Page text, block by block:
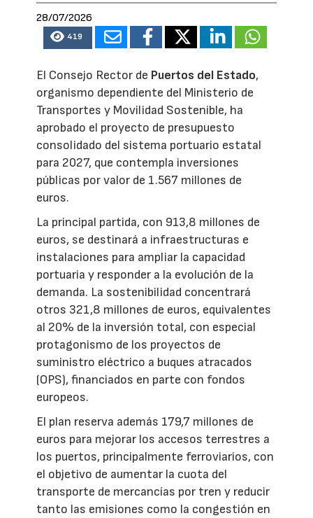
28/07/2026
419
El Consejo Rector de Puertos del Estado,
organismo dependiente del Ministerio de
Transportes y Movilidad Sostenible, ha
aprobado el proyecto de presupuesto
consolidado del sistema portuario estatal
para 2027, que contempla inversiones
públicas por valor de 1.567 millones de
euros.
La principal partida, con 913,8 millones de
euros, se destinará a infraestructuras e
instalaciones para ampliar la capacidad
portuaria y responder a la evolución de la
demanda. La sostenibilidad concentrará
otros 321,8 millones de euros, equivalentes
al 20% de la inversión total, con especial
protagonismo de los proyectos de
suministro eléctrico a buques atracados
(OPS), financiados en parte con fondos
europeos.
El plan reserva además 179,7 millones de
euros para mejorar los accesos terrestres a
los puertos, principalmente ferroviarios, con
el objetivo de aumentar la cuota del
transporte de mercancías por tren y reducir
tanto las emisiones como la congestión en